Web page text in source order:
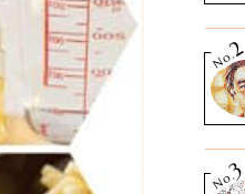
No.
No.
3